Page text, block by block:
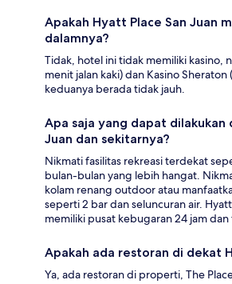
Apakah Hyatt Place San Juan
dalamnya?
Tidak, hotel ini tidak memiliki kasino,
menit jalan kaki) dan Kasino Sheraton
keduanya berada tidak jauh.
Apa saja yang dapat dilakukan
Juan dan sekitarnya?
Nikmati fasilitas rekreasi terdekat
bulan-bulan yang lebih hangat.
kolam renang outdoor atau
seperti 2 bar dan seluncuran air.
memiliki pusat kebugaran 24 jam dan
Apakah ada restoran di dekat
Ya, ada restoran di properti, The